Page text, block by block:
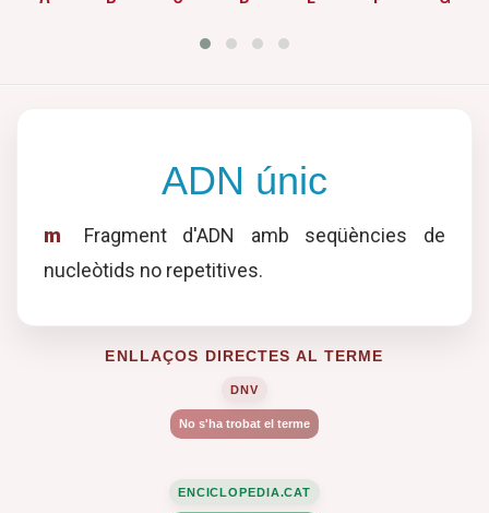
ADN únic
m
Fragment d'ADN amb seqüències de
nucleòtids no repetitives.
ENLLAÇOS DIRECTES AL TERME
DNV
No s'ha trobat el terme
ENCICLOPEDIA.CAT